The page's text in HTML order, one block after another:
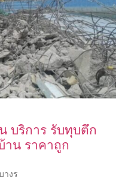
บริการ รับทุบตึก
าน ราคาถูก
างร